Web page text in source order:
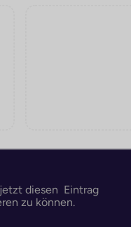
diesen Eintrag
zu können.